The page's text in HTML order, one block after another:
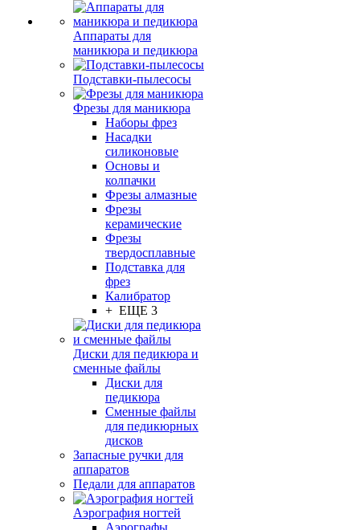
Аппараты для
маникюра и педикюра
Подставки-пылесосы
Фрезы для маникюра
Наборы фрез
Насадки
силиконовые
Основы и
колпачки
Фрезы алмазные
Фрезы
керамические
Фрезы
твердосплавные
Подставка для
фрез
Калибратор
+ ЕЩЕ 3
Диски для педикюра и
сменные файлы
Диски для
педикюра
Сменные файлы
для педикюрных
дисков
Запасные ручки для
аппаратов
Педали для аппаратов
Аэрография ногтей
Аэрографы